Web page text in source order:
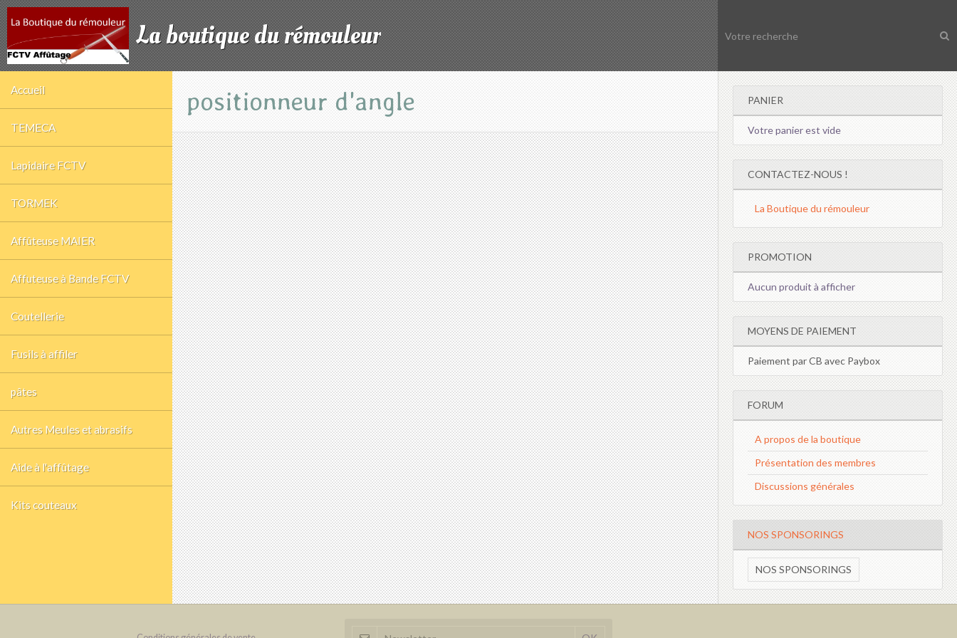
La boutique du rémouleur
Accueil
TEMECA
Lapidaire FCTV
TORMEK
Affûteuse MAIER
Affuteuse à Bande FCTV
Coutellerie
Fusils à affiler
pâtes
Autres Meules et abrasifs
Aide à l'affûtage
Kits couteaux
positionneur d'angle PANIER
Votre panier est vide
CONTACTEZ-NOUS !
La Boutique du rémouleur
PROMOTION
Aucun produit à afficher
MOYENS DE PAIEMENT
Paiement par CB avec Paybox
FORUM
A propos de la boutique
Présentation des membres
Discussions générales
NOS SPONSORINGS
NOS SPONSORINGS